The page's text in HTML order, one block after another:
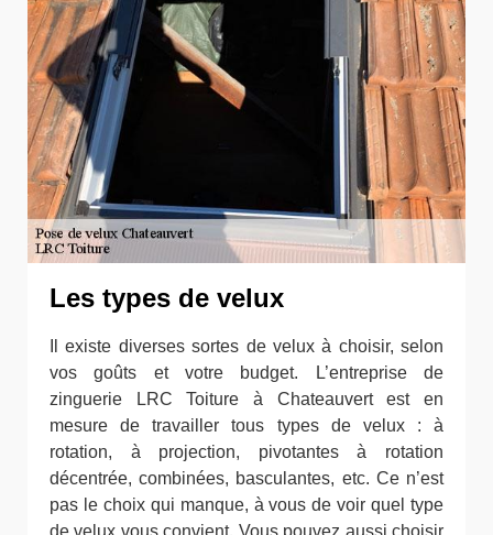
Les types de velux
Il existe diverses sortes de velux à choisir, selon
vos goûts et votre budget. L’entreprise de
zinguerie LRC Toiture à Chateauvert est en
mesure de travailler tous types de velux : à
rotation, à projection, pivotantes à rotation
décentrée, combinées, basculantes, etc. Ce n’est
pas le choix qui manque, à vous de voir quel type
de velux vous convient. Vous pouvez aussi choisir